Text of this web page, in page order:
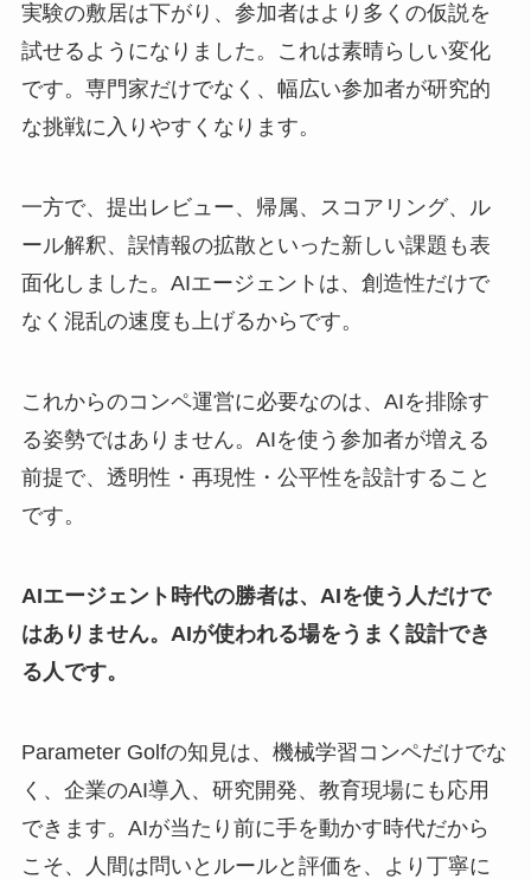
実験の敷居は下がり、参加者はより多くの仮説を
試せるようになりました。これは素晴らしい変化
です。専門家だけでなく、幅広い参加者が研究的
な挑戦に入りやすくなります。
一方で、提出レビュー、帰属、スコアリング、ル
ール解釈、誤情報の拡散といった新しい課題も表
面化しました。AIエージェントは、創造性だけで
なく混乱の速度も上げるからです。
これからのコンペ運営に必要なのは、AIを排除す
る姿勢ではありません。AIを使う参加者が増える
前提で、透明性・再現性・公平性を設計すること
です。
AIエージェント時代の勝者は、AIを使う人だけで
はありません。AIが使われる場をうまく設計でき
る人です。
Parameter Golfの知見は、機械学習コンペだけでな
く、企業のAI導入、研究開発、教育現場にも応用
できます。AIが当たり前に手を動かす時代だから
こそ、人間は問いとルールと評価を、より丁寧に